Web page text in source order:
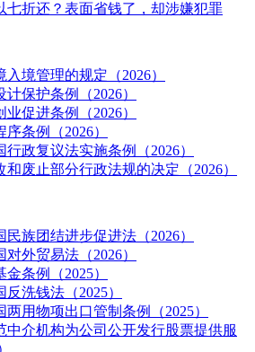
七折还？表面省钱了，却涉嫌犯罪
境管理的规定（2026）
保护条例（2026）
促进条例（2026）
条例（2026）
政复议法实施条例（2026）
和废止部分行政法规的决定（2026）
族团结进步促进法（2026）
外贸易法（2026）
条例（2025）
洗钱法（2025）
用物项出口管制条例（2025）
中介机构为公司公开发行股票提供服